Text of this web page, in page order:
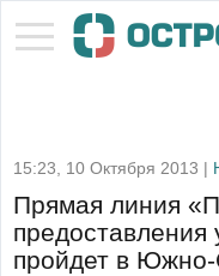
15:23, 10 Октября 2013 |
Прямая линия
предоставления
пройдет в